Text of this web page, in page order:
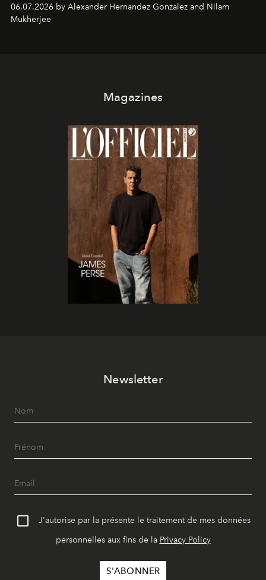
06.07.2026 by Alexander Hernandez Gonzalez and Nilam
Mukherjee
Magazines
Newsletter
J'autorise par la présente le traitement de mes données
personnelles aux fins de la Privacy Policy